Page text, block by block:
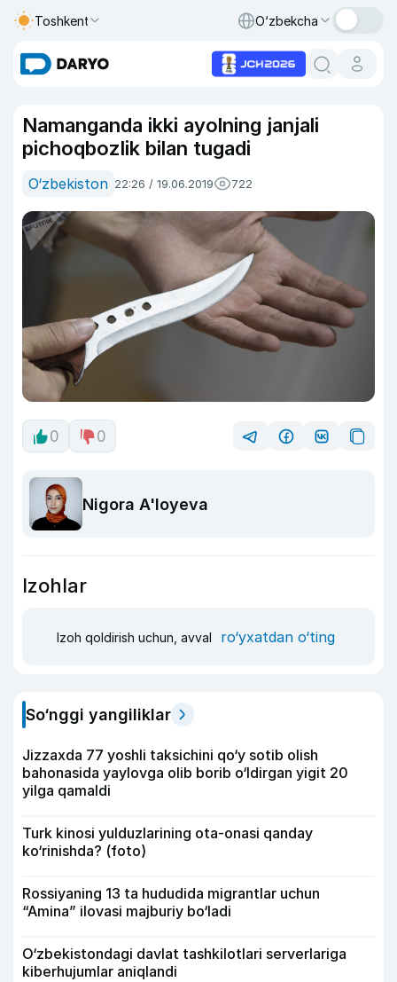
Toshkent O‘zbekcha
Namanganda ikki ayolning janjali
pichoqbozlik bilan tugadi
O‘zbekiston 22:26 / 19.06.2019 722
0 0
Nigora A'loyeva
Izohlar
Izoh qoldirish uchun, avval ro‘yxatdan o‘ting
So‘nggi yangiliklar
Jizzaxda 77 yoshli taksichini qo‘y sotib olish
bahonasida yaylovga olib borib o‘ldirgan yigit 20
yilga qamaldi
Turk kinosi yulduzlarining ota-onasi qanday
ko‘rinishda? (foto)
Rossiyaning 13 ta hududida migrantlar uchun
“Amina” ilovasi majburiy bo‘ladi
O‘zbekistondagi davlat tashkilotlari serverlariga
kiberhujumlar aniqlandi